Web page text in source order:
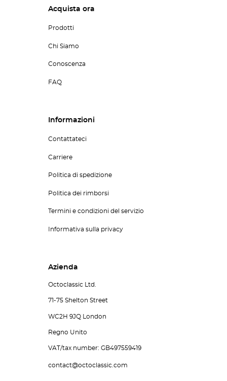
Acquista ora
Prodotti
Chi Siamo
Conoscenza
FAQ
Informazioni
Contattateci
Carriere
Politica di spedizione
Politica dei rimborsi
Termini e condizioni del servizio
Informativa sulla privacy
Azienda
Octoclassic Ltd.
71-75 Shelton Street
WC2H 9JQ London
Regno Unito
VAT/tax number: GB497559419
contact@octoclassic.com